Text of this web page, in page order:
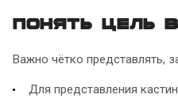
Понять цель
Важно чётко представлять,
Для представления